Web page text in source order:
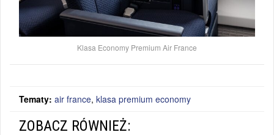
Klasa Economy Premium Air France
Tematy: air france, klasa premium economy
ZOBACZ RÓWNIEŻ: